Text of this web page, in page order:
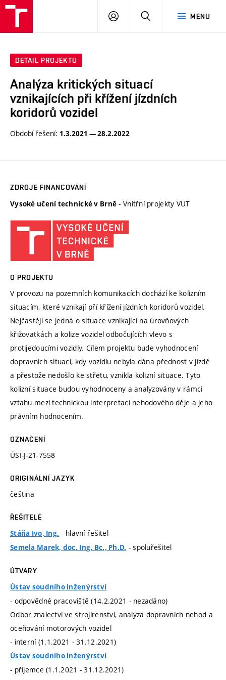
MENU
PŘIHLÁSIT
DETAIL PROJEKTU
Analýza kritických situací
vznikajících při křížení jízdních
koridorů vozidel
Období řešení: 1.3.2021 — 28.2.2022
ZDROJE FINANCOVÁNÍ
Vysoké učení technické v Brně - Vnitřní projekty VUT
O PROJEKTU
V provozu na pozemních komunikacích dochází ke kolizním
situacím, které vznikají pří křížení jízdních koridorů vozidel.
Nejčastěji se jedná o situace vznikající na úrovňových
křižovatkách a kolize vozidel odbočujících vlevo s
protijedoucími vozidly. Cílem projektu bude vyhodnocení
dopravních situací, kdy vozidlu nebyla dána přednost v jízdě
a přestože nedošlo ke střetu, vznikla kolizní situace. Tyto
kolizní situace budou vyhodnoceny a analyzovány v rámci
vztahu mezi technickou interpretací nehodového děje a jeho
právním hodnocením.
OZNAČENÍ
ÚSI-J-21-7558
ORIGINÁLNÍ JAZYK
čeština
ŘEŠITELÉ
Stáňa Ivo, Ing. - hlavní řešitel
Semela Marek, doc. Ing. Bc., Ph.D. - spoluřešitel
ÚTVARY
Ústav soudního inženýrství
- odpovědné pracoviště (14.2.2021 - nezadáno)
Odbor znalectví ve strojírenství, analýza dopravních nehod a
oceňování motorových vozidel
- interní (1.1.2021 - 31.12.2021)
Ústav soudního inženýrství
- příjemce (1.1.2021 - 31.12.2021)